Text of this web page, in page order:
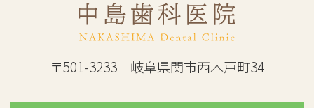
〒501-3233 岐阜県関市西木戸町34